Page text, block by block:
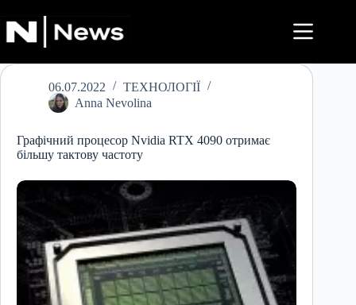
до
вмісту
06.07.2022
ТЕХНОЛОГІЇ
Anna Nevolina
Графічний процесор Nvidia RTX 4090 отримає
більшу тактову частоту